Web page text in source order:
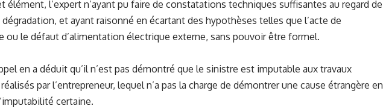
élément, l’expert n’ayant pu faire de constatations techniques suffisantes au regard de
et ayant raisonné en écartant des hypothèses telles que l’acte de
ou le défaut d’alimentation électrique externe, sans pouvoir être formel.
en a déduit qu’il n’est pas démontré que le sinistre est imputable aux travaux
par l’entrepreneur, lequel n’a pas la charge de démontrer une cause étrangère en
certaine.